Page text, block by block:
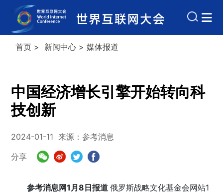
首页 > 新闻中心 > 媒体报道
中国经济增长引擎开始转向科
技创新
2024-01-11 来源：参考消息
分享
参考消息网1月8日报道俄罗斯战略文化基金会网站1